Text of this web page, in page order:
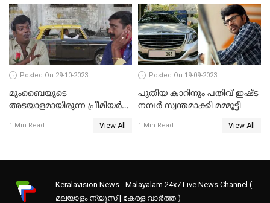
യാത്രാസുഖത്തിൽ
ഇന്നോവയ്ക്ക് എതിരാളി
Posted On 29-10-2023
മുംബൈയുടെ
അടയാളമായിരുന്ന പ്രീമിയർ
ഇനിയുള്ളത് ധാരാവി മാത്രം
1 Min Read View All
Posted On 19-09-2023
പുതിയ കാറിനും പതിവ് ഇഷ്ട
നമ്പർ സ്വന്തമാക്കി മമ്മൂട്ടി
1 Min Read View All
Keralavision News - Malayalam 24x7 Live News Channel (
മലയാളം ന്യൂസ് | കേരള വാർത്ത )